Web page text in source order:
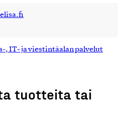
, IT- ja viestintäalan palvelut
tuotteita tai